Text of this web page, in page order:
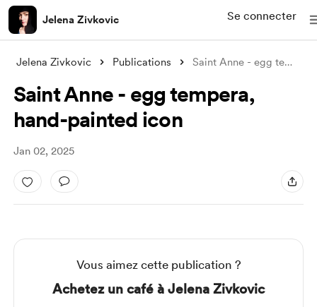
Jelena Zivkovic Se connecter
Jelena Zivkovic Publications Saint Anne - egg tempera, hand-painted i
Saint Anne - egg tempera,
hand-painted icon
Jan 02, 2025
Vous aimez cette publication ?
Achetez un café à Jelena Zivkovic